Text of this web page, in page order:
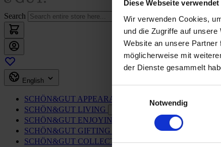
Diese Webseite
Wir verwenden Cookies,
und die Zugriffe auf
Website an unsere
möglicherweise mit
der Dienste gesammelt
Notwendig
Search
English
SCHÖN&GUT APPEARANCE Toggle submenu
SCHÖN&GUT LIVING
SCHÖN&GUT ENJOYING Toggle submenu
SCHÖN&GUT GIFTING Toggle submenu
SCHÖN&GUT COLLECTING Toggle submenu